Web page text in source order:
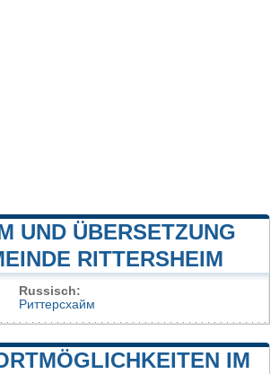
UND ÜBERSETZUNG
RITTERSHEIM
Russisch:
Риттерсхайм
IM